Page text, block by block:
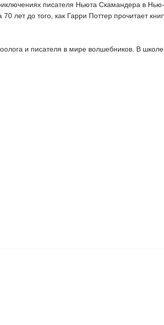
писателя Ньюта Скамандера в
до того, как Гарри Поттер прочитает
и писателя в мире волшебников. В